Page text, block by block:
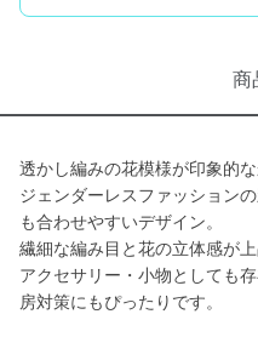
商
透かし編みの花模様が印象的
ジェンダーレスファッション
も合わせやすいデザイン。
繊細な編み目と花の立体感が
アクセサリー・小物としても
房対策にもぴったりです。